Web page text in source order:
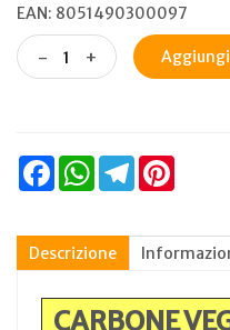
EAN: 8051490300097
- + Aggiungi
FacebookWhatsAppTelegram
Descrizione
CARBONE